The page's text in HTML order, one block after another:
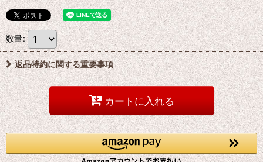
数量:
返品特約に関する重要事項
カートに入れる